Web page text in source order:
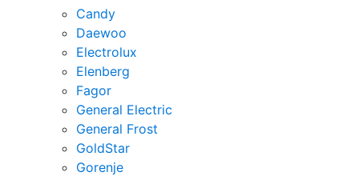
Candy
Daewoo
Electrolux
Elenberg
Fagor
General Electric
General Frost
GoldStar
Gorenje